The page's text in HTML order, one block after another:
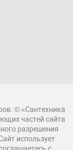
© «Сантехника
частей сайта
разрешения
использует